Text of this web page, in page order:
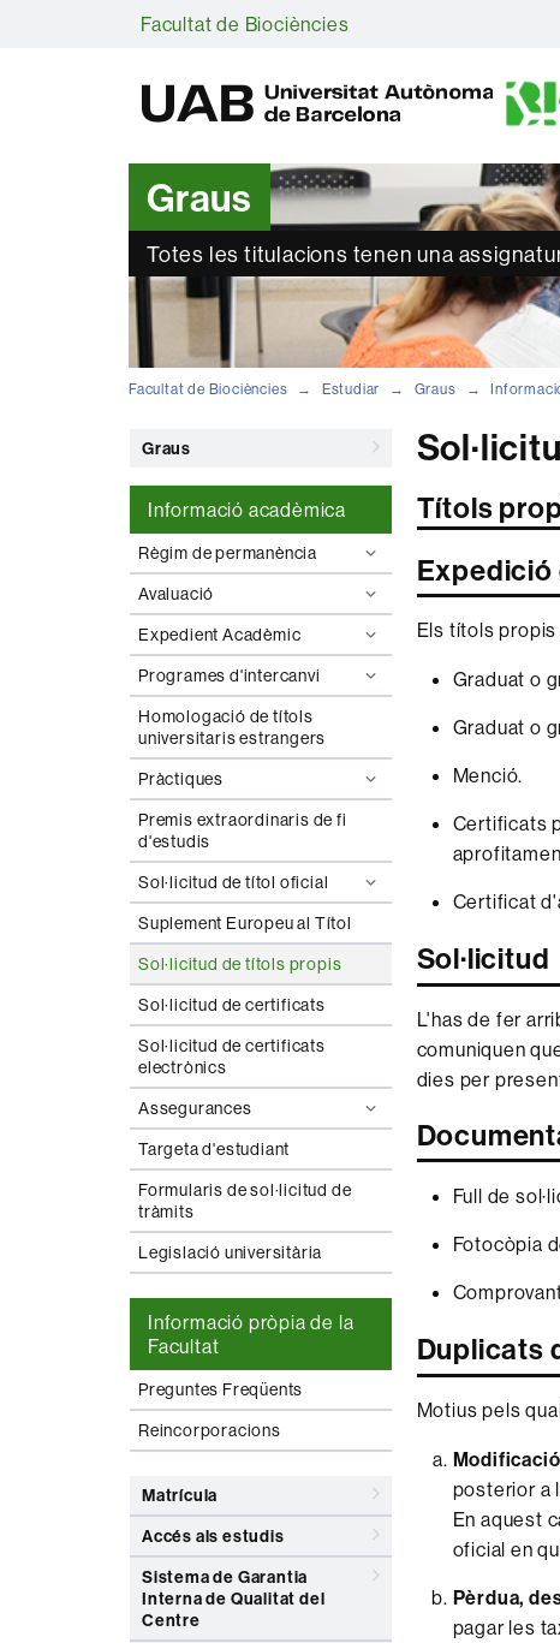
Facultat de Biociències
Graus
Totes les titulacions tenen una
Facultat de Biociències Estudiar Graus
Graus
Informació acadèmica
Règim de permanència
Avaluació
Expedient Acadèmic
Programes d'intercanvi
Homologació de títols
universitaris estrangers
Pràctiques
Premis extraordinaris de fi
d'estudis
Sol·licitud de títol oficial
Suplement Europeu al Títol
Sol·licitud de títols propis
Sol·licitud de certificats
Sol·licitud de certificats
electrònics
Assegurances
Targeta d'estudiant
Formularis de sol·licitud de
tràmits
Legislació universitària
Informació pròpia de la
Facultat
Preguntes Freqüents
Reincorporacions
Matrícula
Accés als estudis
Sistema de Garantia
Interna de Qualitat del
Centre
Títols
Els títols
Graduat o
Graduat o
Menció.
Certificats
Certificat
Sol·licitud
L'has de fer
comuniquen
dies per
Full de
Fotocòpia
Duplicats
Motius pels
posterior a
En aquest
oficial en
Pèrdua,
pagar les